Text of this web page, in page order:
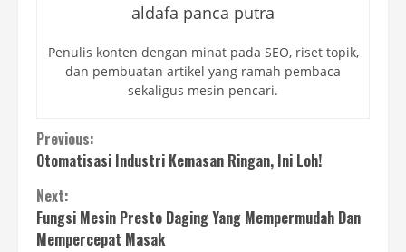
aldafa panca putra
Penulis konten dengan minat pada SEO, riset topik,
dan pembuatan artikel yang ramah pembaca
sekaligus mesin pencari.
Continue
Reading
Previous:
Otomatisasi Industri Kemasan Ringan, Ini Loh!
Next:
Fungsi Mesin Presto Daging Yang Mempermudah Dan
Mempercepat Masak